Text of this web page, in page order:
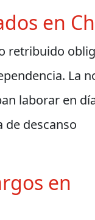
en
retribuido
La
laborar en
de descanso
en